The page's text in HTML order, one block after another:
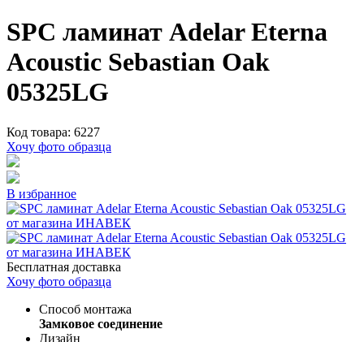
SPC ламинат Adelar Eterna
Acoustic Sebastian Oak
05325LG
Код товара: 6227
Хочу фото образца
В избранное
Бесплатная доставка
Хочу фото образца
Способ монтажа
Замковое соединение
Дизайн